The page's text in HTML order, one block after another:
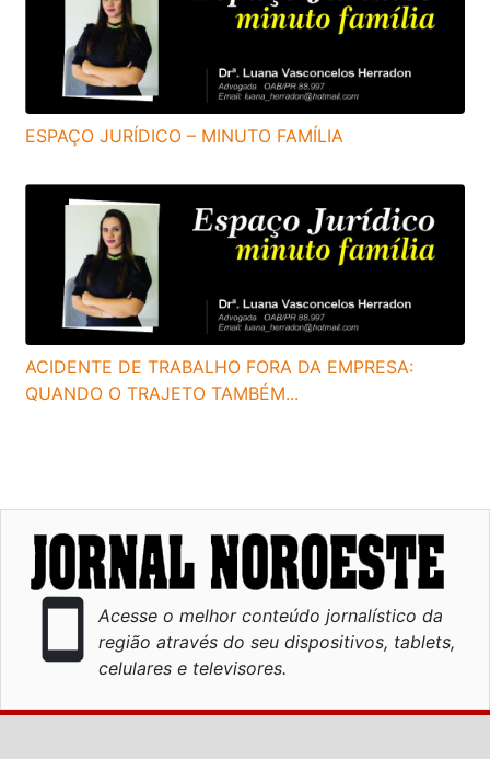
ESPAÇO JURÍDICO – MINUTO FAMÍLIA
ACIDENTE DE TRABALHO FORA DA EMPRESA:
QUANDO O TRAJETO TAMBÉM...
smartphone
Acesse o melhor conteúdo jornalístico da
região através do seu dispositivos, tablets,
celulares e televisores.